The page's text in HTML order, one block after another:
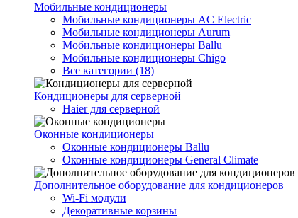
Мобильные кондиционеры
Мобильные кондиционеры AC Electric
Мобильные кондиционеры Aurum
Мобильные кондиционеры Ballu
Мобильные кондиционеры Chigo
Все категории (18)
Кондиционеры для серверной
Haier для серверной
Оконные кондиционеры
Оконные кондиционеры Ballu
Оконные кондиционеры General Climate
Дополнительное оборудование для кондиционеров
Wi-Fi модули
Декоративные корзины